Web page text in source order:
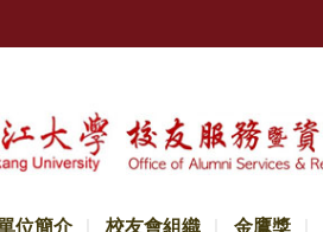
位簡介 校友會組織 金鷹獎